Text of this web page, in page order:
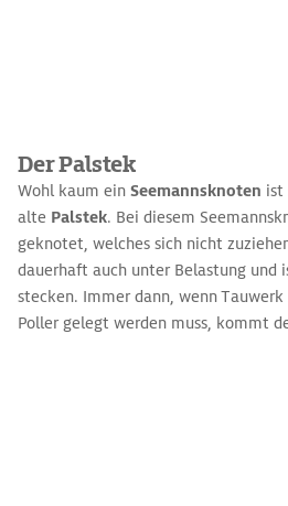
Der Palstek
Wohl kaum ein Seemannsknoten ist
alte Palstek. Bei diesem
geknotet, welches sich nicht
dauerhaft auch unter Belastung und
stecken. Immer dann, wenn
Poller gelegt werden muss, kommt